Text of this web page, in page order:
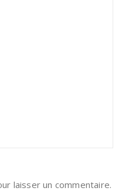
laisser un commentaire.